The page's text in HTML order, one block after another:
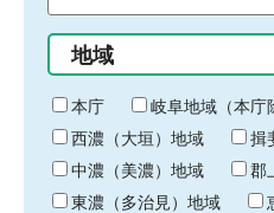
始
り
間
終
わ
り
地域
本庁
岐阜地域（本庁
西濃（大垣）地域
揖
中濃（美濃）地域
郡
東濃（多治見）地域